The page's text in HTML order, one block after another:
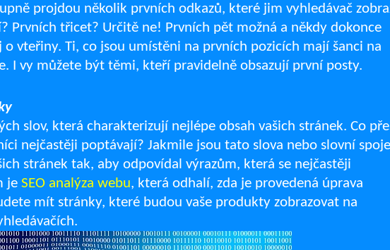
projdou několik prvních odkazů, které jim vyhledávač
Prvních třicet? Určitě ne! Prvních pět možná a někdy dokonce
vteřiny. Ti, co jsou umístěni na prvních pozicích mají šanci na
I vy můžete být těmi, kteří pravidelně obsazují první posty.
slov, která charakterizují nejlépe obsah vašich stránek. Co
nejčastěji poptávají? Jakmile jsou tato slova nebo slovní
stránek tak, aby odpovídal výrazům, která se nejčastěji
je SEO analýza webu, která odhalí, zda je provedená úprava
mít stránky, které budou vaše produkty zobrazovat na